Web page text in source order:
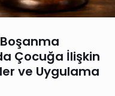
Çocuğa İlişkin
ve Uygulama